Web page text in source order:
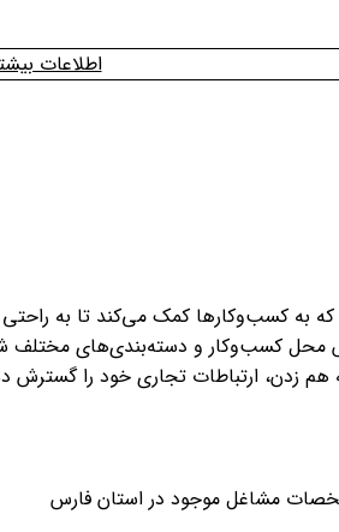
اطلاعات
به کسب‌وکارها کمک می‌کند تا به
محل کسب‌وکار و دسته‌بندی‌های
زدن، ارتباطات تجاری خود را گسترش